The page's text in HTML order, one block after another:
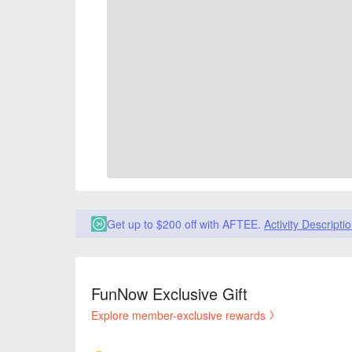
Get up to $200 off with AFTEE. Activity
FunNow Exclusive Gift
Explore member-exclusive rewards